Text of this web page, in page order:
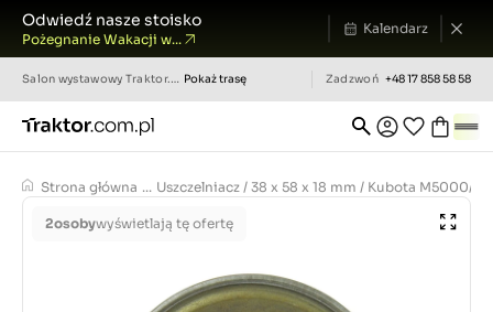
Odwiedź nasze stoisko
Pożegnanie Wakacji w...
Kalendarz
Salon wystawowy Traktor.com.pl Pokaż trasę Zadzwoń +48 17 858 58 58
Strona główna ... Uszczelniacz / 38 x 58 x 18 mm / Kubota M5000/
2osobywyświetlają tę ofertę